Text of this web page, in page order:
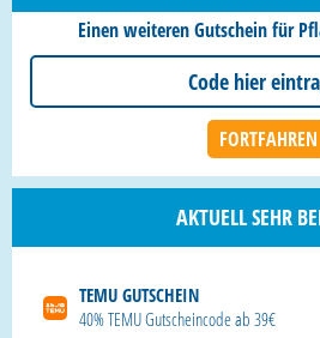
Einen weiteren Gutschein für
AKTUELL SEHR
TEMU GUTSCHEIN
40% TEMU Gutscheincode ab 39€